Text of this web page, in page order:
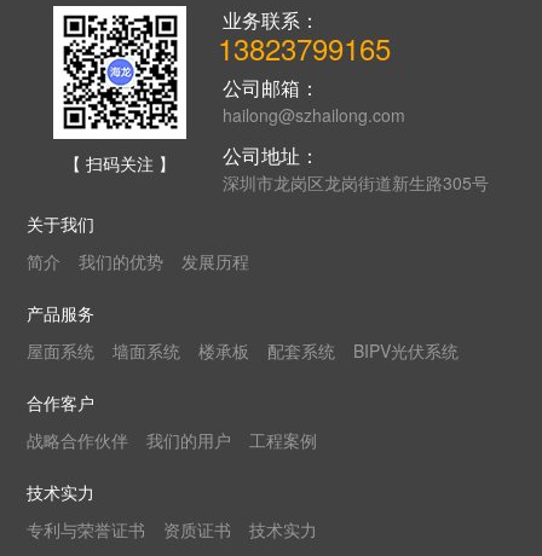
【 扫码关注 】
业务联系：
13823799165
公司邮箱：
hailong@szhailong.com
公司地址：
深圳市龙岗区龙岗街道新生路305号
关于我们
简介
我们的优势 发展历程
产品服务
屋面系统
墙面系统 楼承板 配套系统 BIPV光伏系统
合作客户
战略合作伙伴
我们的用户 工程案例
技术实力
专利与荣誉证书
资质证书 技术实力